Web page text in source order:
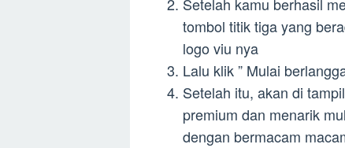
Setelah kamu berhasil
tombol titik tiga yang
logo viu nya
Lalu klik ” Mulai
Setelah itu, akan di
premium dan menarik
dengan bermacam